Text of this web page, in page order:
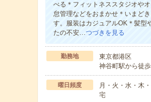
べる＊フィットネススタジオや
怠管理などをおまかせ＊いまど
す。服装はカジュアルOK＊髪型
たの不安…つづきを見る
勤務地
東京都港区
神谷町駅から徒
曜日頻度
月・火・水・木
宅